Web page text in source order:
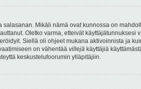
Mikäli nämä ovat kunnossa on
Oletko varma, etteivät
Siellä oli ohjeet mukana aktivoinnista ja
on vähentää villejä käyttäjiä
keskustelufoorumin ylläpitäjiin.